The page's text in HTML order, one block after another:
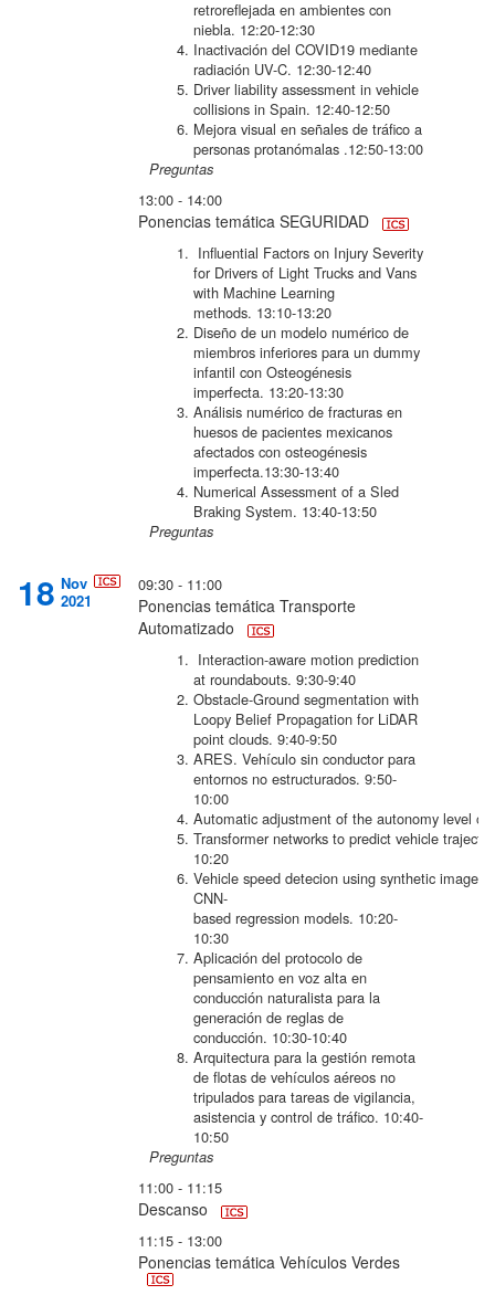
retroreflejada en ambientes con
niebla. 12:20-12:30
Inactivación del COVID19 mediante
radiación UV-C. 12:30-12:40
Driver liability assessment in vehicle
collisions in Spain. 12:40-12:50
Mejora visual en señales de tráfico a
personas protanómalas .12:50-13:00
Preguntas
13:00 - 14:00
Ponencias temática SEGURIDAD
Influential Factors on Injury Severity
for Drivers of Light Trucks and Vans
with Machine Learning
methods. 13:10-13:20
Diseño de un modelo numérico de
miembros inferiores para un dummy
infantil con Osteogénesis
imperfecta. 13:20-13:30
Análisis numérico de fracturas en
huesos de pacientes mexicanos
afectados con osteogénesis
imperfecta.13:30-13:40
Numerical Assessment of a Sled
Braking System. 13:40-13:50
Preguntas
18 Nov
2021
09:30 - 11:00
Ponencias temática Transporte
Automatizado
Interaction-aware motion prediction
at roundabouts. 9:30-9:40
Obstacle-Ground segmentation with
Loopy Belief Propagation for LiDAR
point clouds. 9:40-9:50
ARES. Vehículo sin conductor para
entornos no estructurados. 9:50-
10:00
Automatic adjustment of the autonomy level
Transformer networks to predict vehicle
10:20
Vehicle speed detecion using synthetic images
CNN-
based regression models. 10:20-
10:30
Aplicación del protocolo de
pensamiento en voz alta en
conducción naturalista para la
generación de reglas de
conducción. 10:30-10:40
Arquitectura para la gestión remota
de flotas de vehículos aéreos no
tripulados para tareas de vigilancia,
asistencia y control de tráfico. 10:40-
10:50
Preguntas
11:00 - 11:15
Descanso
11:15 - 13:00
Ponencias temática Vehículos Verdes